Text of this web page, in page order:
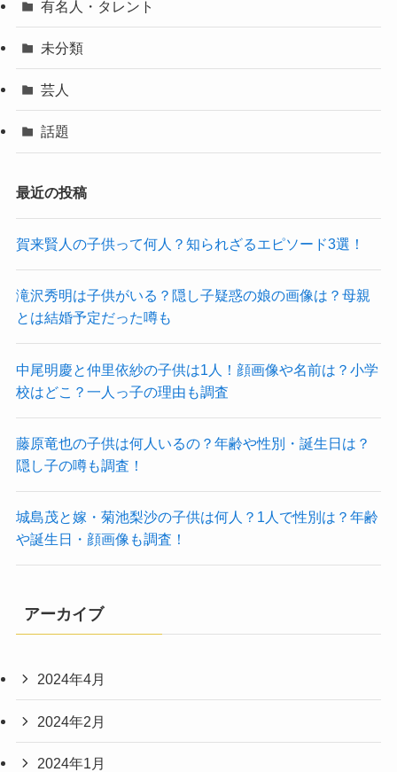
有名人・タレント
未分類
芸人
話題
最近の投稿
賀来賢人の子供って何人？知られざるエピソード3選！
滝沢秀明は子供がいる？隠し子疑惑の娘の画像は？母親
とは結婚予定だった噂も
中尾明慶と仲里依紗の子供は1人！顔画像や名前は？小学
校はどこ？一人っ子の理由も調査
藤原竜也の子供は何人いるの？年齢や性別・誕生日は？
隠し子の噂も調査！
城島茂と嫁・菊池梨沙の子供は何人？1人で性別は？年齢
や誕生日・顔画像も調査！
アーカイブ
2024年4月
2024年2月
2024年1月